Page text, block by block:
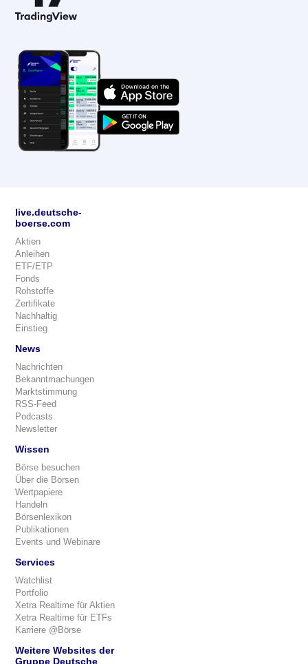
live.deutsche-
boerse.com
Aktien
Anleihen
ETF/ETP
Fonds
Rohstoffe
Zertifikate
Nachhaltig
Einstieg
News
Nachrichten
Bekanntmachungen
Marktstimmung
RSS-Feed
Podcasts
Newsletter
Wissen
Börse besuchen
Über die Börsen
Wertpapiere
Handeln
Börsenlexikon
Publikationen
Events und Webinare
Services
Watchlist
Portfolio
Xetra Realtime für Aktien
Xetra Realtime für ETFs
Karriere @Börse
Weitere Websites der
Gruppe Deutsche